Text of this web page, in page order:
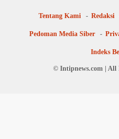
Tentang Kami Redaksi
Pedoman Media Siber
Indeks
© Intipnews.com | All